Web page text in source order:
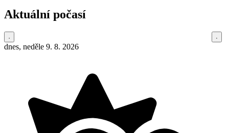
Aktuální počasí
dnes, neděle 9. 8. 2026